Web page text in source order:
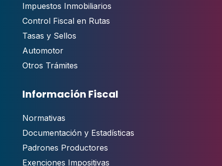
Impuestos Inmobiliarios
Control Fiscal en Rutas
Tasas y Sellos
Automotor
Otros Trámites
Información Fiscal
Normativas
Documentación y Estadísticas
Padrones Productores
Exenciones Impositivas